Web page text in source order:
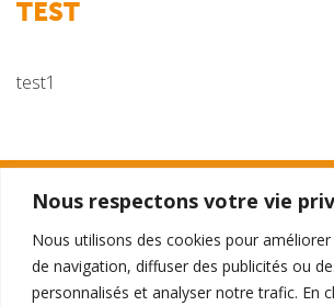
Nous respectons votre vie
Nous utilisons des cookies pour
de navigation, diffuser des publicités ou
personnalisés et analyser notre trafic. En
TEST
test1
396 - 398 Galeries de la Toison d'Or
1050 Ixelles